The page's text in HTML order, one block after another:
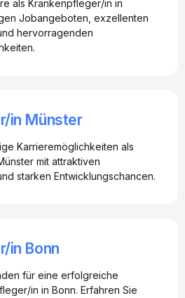
als Krankenpfleger/in in
Jobangeboten, exzellenten
hervorragenden
in Münster
Karrieremöglichkeiten als
mit attraktiven
starken Entwicklungschancen.
in Bonn
für eine erfolgreiche
in in Bonn. Erfahren Sie